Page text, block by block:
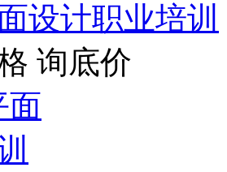
设计职业培训
询底价